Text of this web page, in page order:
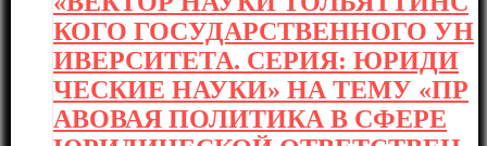
КОГО ГОСУДАРСТВЕННОГО УН
ИВЕРСИТЕТА. СЕРИЯ: ЮРИДИ
ЧЕСКИЕ НАУКИ» НА ТЕМУ «ПР
АВОВАЯ ПОЛИТИКА В СФЕРЕ